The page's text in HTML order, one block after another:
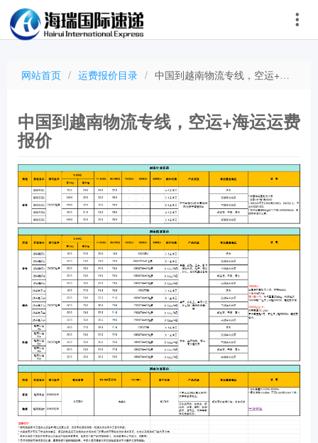
网站首页 / 运费报价目录 / 中国到越南物流专线，空运+海运运费报价
中国到越南物流专线，空运+海运运费
报价